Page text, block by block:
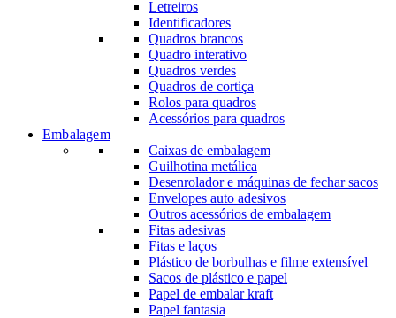
Letreiros
Identificadores
Quadros brancos
Quadro interativo
Quadros verdes
Quadros de cortiça
Rolos para quadros
Acessórios para quadros
Embalagem
Caixas de embalagem
Guilhotina metálica
Desenrolador e máquinas de fechar sacos
Envelopes auto adesivos
Outros acessórios de embalagem
Fitas adesivas
Fitas e laços
Plástico de borbulhas e filme extensível
Sacos de plástico e papel
Papel de embalar kraft
Papel fantasia